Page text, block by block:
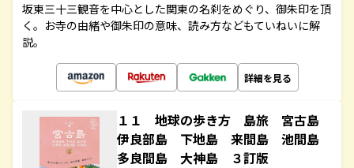
坂東三十三観音を中心とした関東の名刹をめぐり、御朱印を頂
く。お寺の由緒や御朱印の意味、読み方などもていねいに解
説。
詳細を見る
１１ 地球の歩き方 島旅 宮古島
伊良部島 下地島 来間島 池間島
多良間島 大神島 ３訂版